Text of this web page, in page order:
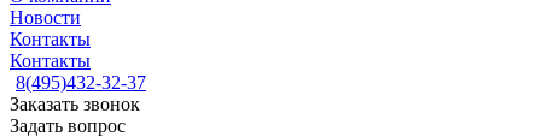
Новости
Контакты
Контакты
8(495)432-32-37
Заказать звонок
Задать вопрос